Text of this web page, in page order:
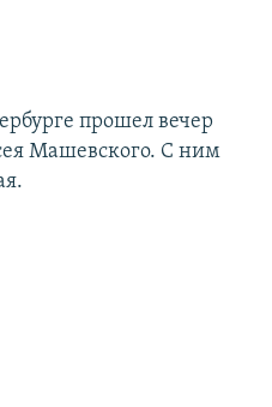
прошел вечер
Машевского. С ним